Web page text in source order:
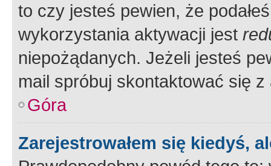
to czy jesteś pewien, że
wykorzystania aktywacji jest
niepożądanych. Jeżeli jesteś
mail spróbuj skontaktować się
Góra
Zarejestrowałem się kiedyś,